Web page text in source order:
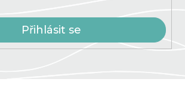
Přihlásit se